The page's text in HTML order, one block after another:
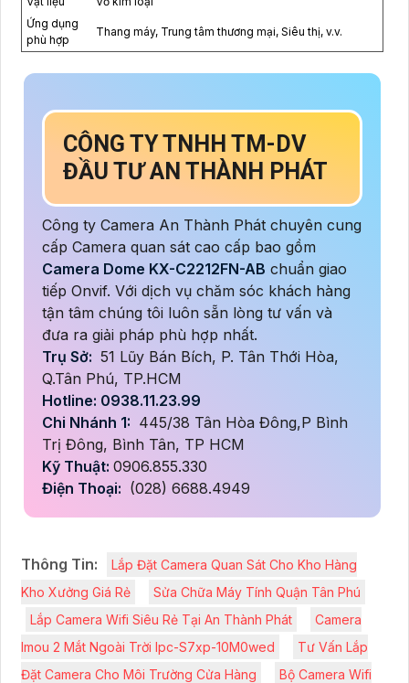
Ứng dụng
phù hợp
Thang máy, Trung tâm thương mại, Siêu thị, v.v.
CÔNG TY TNHH TM-DV
ĐẦU TƯ AN THÀNH PHÁT
Công ty Camera An Thành Phát chuyên cung
cấp Camera quan sát cao cấp bao gồm
Camera Dome KX-C2212FN-AB chuẩn giao
tiếp Onvif. Với dịch vụ chăm sóc khách hàng
tận tâm chúng tôi luôn sẵn lòng tư vấn và
đưa ra giải pháp phù hợp nhất.
Trụ Sở: 51 Lũy Bán Bích, P. Tân Thới Hòa,
Q.Tân Phú, TP.HCM
Hotline: 0938.11.23.99
Chi Nhánh 1: 445/38 Tân Hòa Đông,P Bình
Trị Đông, Bình Tân, TP HCM
Kỹ Thuật: 0906.855.330
Điện Thoại: (028) 6688.4949
Thông Tin:
Lắp Đặt Camera Quan Sát Cho Kho Hàng
Kho Xưởng Giá Rẻ
Sửa Chữa Máy Tính Quận Tân Phú
Lắp Camera Wifi Siêu Rẻ Tại An Thành Phát
Camera
Imou 2 Mắt Ngoài Trời Ipc-S7xp-10M0wed
Tư Vấn Lắp
Đặt Camera Cho Môi Trường Cửa Hàng
Bộ Camera Wifi